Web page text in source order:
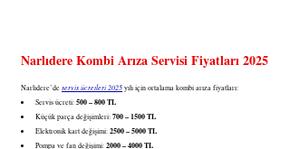
Narlıdere Kombi Arıza Servisi Fiyatları 2025
Narlıdere’de servis ücretleri 2025 yılı için ortalama kombi arıza fiyatları:
Servis ücreti: 500 – 800 TL
Küçük parça değişimleri: 700 – 1500 TL
Elektronik kart değişimi: 2500 – 5000 TL
Pompa ve fan değişimi: 2000 – 4000 TL